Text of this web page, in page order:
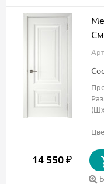
14 550 ₽